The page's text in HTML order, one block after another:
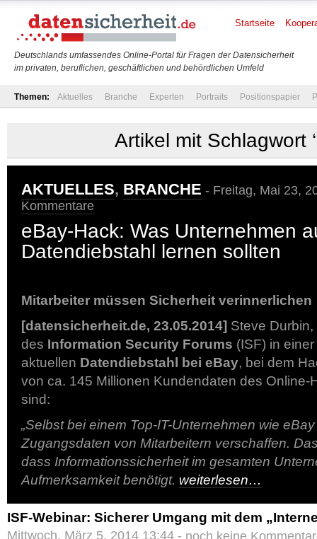
Deutschlands umfassendes Online-Portal für Fragen der Datensicherheit
im privaten, beruflichen, geschäftlichen und behördlichen Umfeld
Startseite
Themen: Aktuelles Branche Experten Portraits Positionspapier
Artikel mit Schlagwort
AKTUELLES, BRANCHE - Freitag, Mai 23,
Kommentare
eBay-Hack: Was Unternehmen
Datendiebstahl lernen sollten
Mitarbeiter müssen Sicherheit verinnerlichen
[datensicherheit.de, 23.05.2014] Steve
des Information Security Forums (ISF) in
aktuellen Datendiebstahl bei eBay, bei dem
von ca. 145 Millionen Kundendaten des Online-
sind:
„Selbst bei einem Top-IT-Unternehmen wie
Zugangsdaten von Mitarbeitern verschaffen.
dass Informationssicherheit im gesamten
Aufmerksamkeit benötigt. weiterlesen…
ISF-Webinar: Sicherer Umgang mit dem
Mittwoch, März 5, 2014 13:44 - noch keine